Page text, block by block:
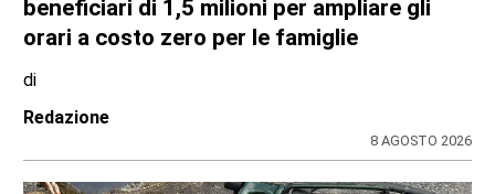
beneficiari di 1,5 milioni per ampliare gli
orari a costo zero per le famiglie
di
Redazione
8 AGOSTO 2026